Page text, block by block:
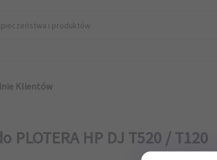
i produktów
Klientów
PLOTERA HP DJ T520 / T120